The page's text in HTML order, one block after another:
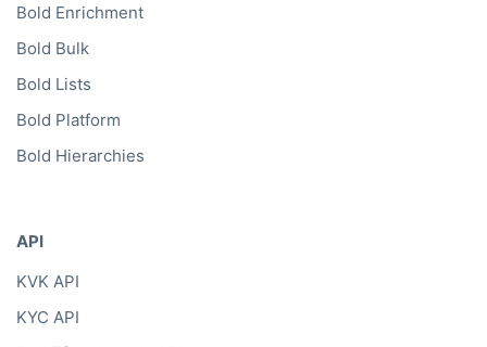
Bold Enrichment
Bold Bulk
Bold Lists
Bold Platform
Bold Hierarchies
API
KVK API
KYC API